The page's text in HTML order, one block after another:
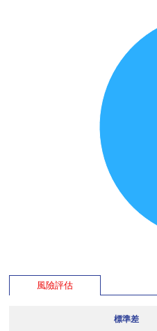
風險評估
標準差